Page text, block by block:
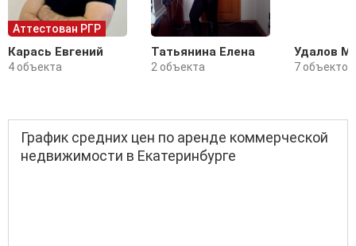
Аттестован РГР
Карась Евгений
4 объекта
Татьянина Елена
2 объекта
Удалов
7 объектов
График средних цен по аренде коммерческой
недвижимости в Екатеринбурге